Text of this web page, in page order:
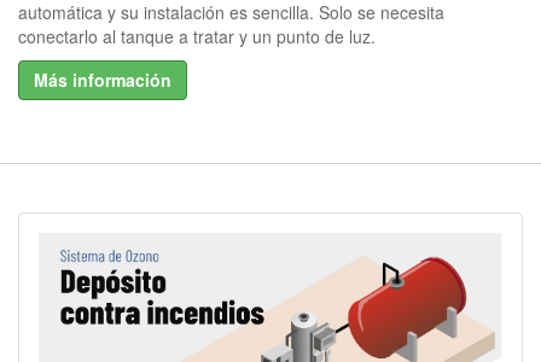
automática y su instalación es sencilla. Solo se necesita
conectarlo al tanque a tratar y un punto de luz.
Más información